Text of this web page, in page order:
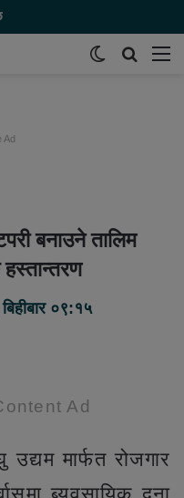
समाचार
Switch
Ad
बनाउने तालिम
०९:१५
Ad
मार्फत रोजगार